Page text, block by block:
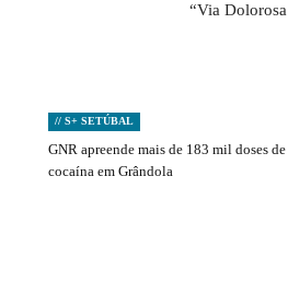
“Via Dolorosa
// S+ SETÚBAL
GNR apreende mais de 183 mil doses de
cocaína em Grândola